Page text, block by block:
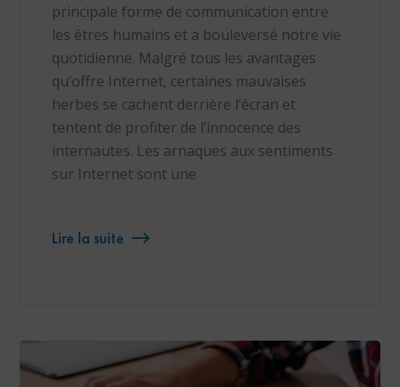
principale forme de communication entre
les êtres humains et a bouleversé notre vie
quotidienne. Malgré tous les avantages
qu’offre Internet, certaines mauvaises
herbes se cachent derrière l’écran et
tentent de profiter de l’innocence des
internautes. Les arnaques aux sentiments
sur Internet sont une
Lire la suite